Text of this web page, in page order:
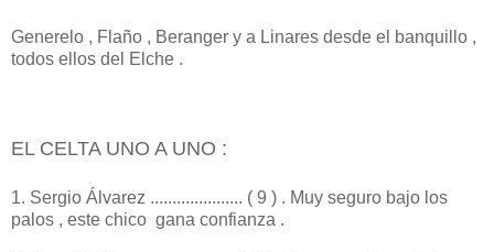
Generelo , Flaño , Beranger y a Linares desde el banquillo ,
todos ellos del Elche .
EL CELTA UNO A UNO :
1. Sergio Álvarez ..................... ( 9 ) . Muy seguro bajo los
palos , este chico gana confianza .